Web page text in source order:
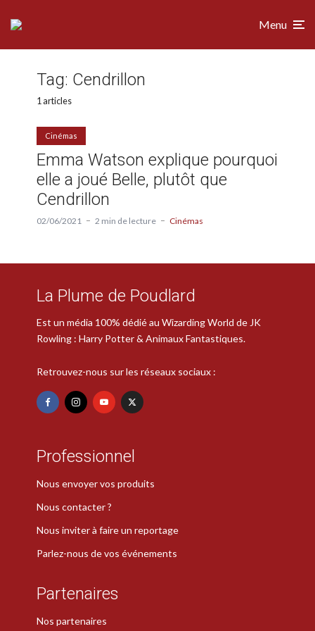
Menu
Tag: Cendrillon
1 articles
Cinémas
Emma Watson explique pourquoi
elle a joué Belle, plutôt que
Cendrillon
02/06/2021 2 min de lecture Cinémas
La Plume de Poudlard
Est un média 100% dédié au Wizarding World de JK
Rowling : Harry Potter & Animaux Fantastiques.
Retrouvez-nous sur les réseaux sociaux :
Professionnel
Nous envoyer vos produits
Nous contacter ?
Nous inviter à faire un reportage
Parlez-nous de vos événements
Partenaires
Nos partenaires